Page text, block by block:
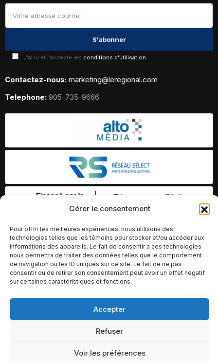
Gérer le consentement
Pour offrir les meilleures expériences, nous utilisons des
technologies telles que les témoins pour stocker et/ou accéder aux
informations des appareils. Le fait de consentir à ces technologies
nous permettra de traiter des données telles que le comportement
de navigation ou les ID uniques sur ce site. Le fait de ne pas
consentir ou de retirer son consentement peut avoir un effet négatif
sur certaines caractéristiques et fonctions.
Accepter
Refuser
Voir les préférences
J'ai lu et j'accepte les conditions d'utilisation
Contactez-nous: marketing@leregional.com
Telephone: 905-735-9666
© Copyright 2026 – Altomédia Inc |
Ce site internet a été conçu et développé par Chameleon Ideas